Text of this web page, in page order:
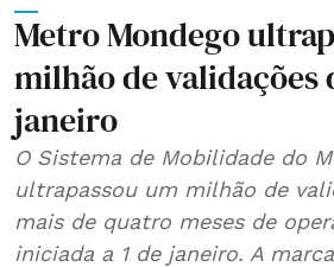
Metro Mondego
milhão de validações
janeiro
O Sistema de Mobilidade do Mondego
ultrapassou um milhão de
mais de quatro meses de
iniciada a 1 de janeiro. A